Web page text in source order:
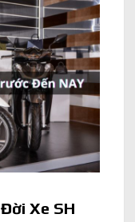
và AI agent
chi phí vận hành
web phản hồi
Xe SH